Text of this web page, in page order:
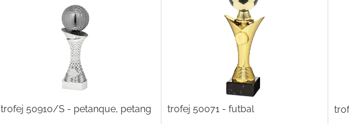
trofej 50910/S - petanque, petang trofej 50071 - futbal